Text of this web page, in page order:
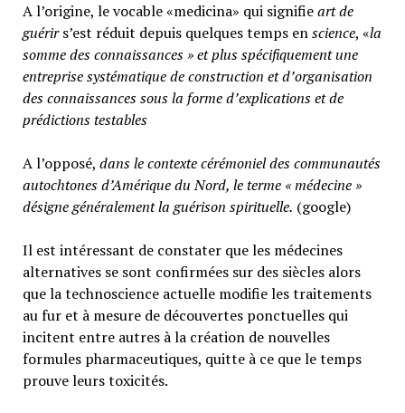
A l’origine, le vocable «medicina» qui signifieart de
guérirs’est réduit depuis quelques temps enscience, «la
somme des connaissances » et plus spécifiquement une
entreprise systématique de construction et d’organisation
des connaissances sous la forme d’explications et de
prédictions testables
A l’opposé, dans le contexte cérémoniel des communautés
autochtones d’Amérique du Nord, le terme « médecine »
désigne généralementla guérison spirituelle. (google)
Il est intéressant de constater que les médecines
alternatives se sont confirmées sur des siècles alors
que la technoscience actuelle modifie les traitements
au fur et à mesure de découvertes ponctuelles qui
incitent entre autres à la création de nouvelles
formules pharmaceutiques, quitte à ce que le temps
prouve leurs toxicités.